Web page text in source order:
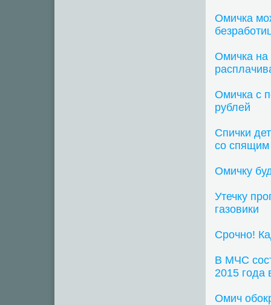
Омичка
Омичка на
Омичка с
рублей
Спички
со спящим
Омичку
Утечку
газовики
Срочно!
В МЧС
2015 года
Омич